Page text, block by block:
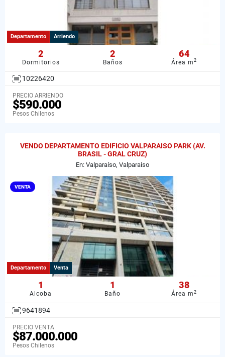
Departamento Arriendo
2
Dormitorios
2
Baños
64
Área m2
10226420
PRECIO ARRIENDO
$590.000
Pesos Chilenos
VENDO DEPARTAMENTO EDIFICIO VALPARAISO PARK (AV.
BRASIL - GRAL CRUZ)
En: Valparaíso, Valparaiso
VENTA
Departamento Venta
1
Alcoba
1
Baño
38
Área m2
9641894
PRECIO VENTA
$87.000.000
Pesos Chilenos